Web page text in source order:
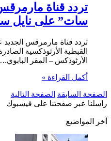
تردد قناة
سات” على نايل
تردد قناة مارمرقس
القبطية الأرثوذكسية
الأرثوذكس – المقر
أكمل القراءة »
الصفحة السابقة الصفحة التالية
راسلنا عبر صفحتنا على فيسبوك
آخر المواضيع